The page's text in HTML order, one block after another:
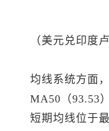
（美元兑印度
均线系统方面
MA50（93.53
短期均线位于